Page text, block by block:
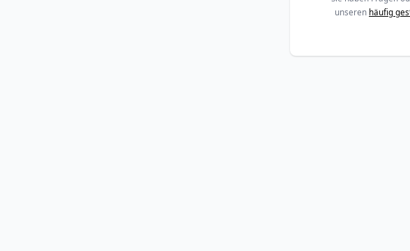
unseren häufig